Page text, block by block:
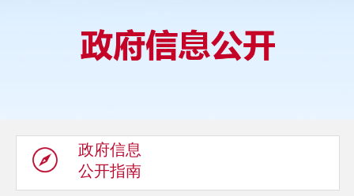
政府信息
公开指南